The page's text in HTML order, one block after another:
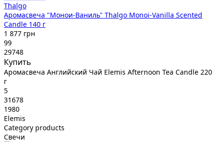
Thalgo
Аромасвеча "Монои-Ваниль" Thalgo Monoi-Vanilla Scented
Candle 140 г
1 877 грн
99
29748
Купить
Аромасвеча Английский Чай Elemis Afternoon Tea Candle 220
г
5
31678
1980
Elemis
Category products
Свечи